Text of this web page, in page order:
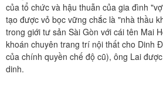
của tổ chức và hậu thuẫn của gia đình
tạo được vỏ bọc vững chắc là "nhà thầu
trong giới tư sản Sài Gòn với cái tên Mai
khoán chuyên trang trí nội thất cho Dinh
của chính quyền chế độ cũ), ông Lai
dinh.